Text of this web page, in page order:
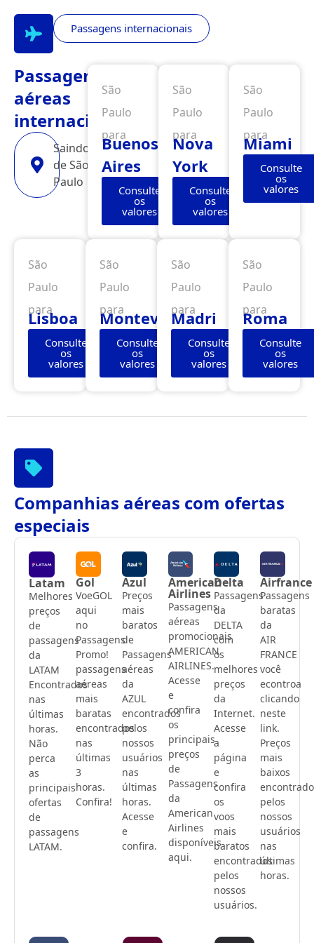
Passagens internacionais
Passagens
aéreas
internacionais
Saindo
de São
Paulo
São
Paulo
para
Buenos
Aires
Consulte
os
valores
São
Paulo
para
Nova
York
Consulte
os
valores
São
Paulo
para
Miami
Consulte
os
valores
São
Paulo
para
Lisboa
Consulte
os
valores
São
Paulo
para
Montevidéu
Consulte
os
valores
São
Paulo
para
Madri
Consulte
os
valores
São
Paulo
para
Roma
Consulte
os
valores
Companhias aéreas com ofertas
especiais
Latam
Melhores
preços
de
passagens
da
LATAM
Encontrados
nas
últimas
horas.
Não
perca
as
principais
ofertas
de
passagens
LATAM.
Gol
VoeGOL
aqui
no
Passagens
Promo!
passagens
aéreas
mais
baratas
encontrados
nas
últimas
3
horas.
Confira!
Azul
Preços
mais
baratos
de
Passagens
aéreas
da
AZUL
encontrados
pelos
nossos
usuários
nas
últimas
horas.
Acesse
e
confira.
American
Airlines
Passagens
aéreas
promocionais
AMERICAN
AIRLINES.
Acesse
e
confira
os
principais
preços
de
Passagens
da
American
Airlines
disponíveis
aqui.
Delta
Passagens
da
DELTA
com
os
melhores
preços
da
Internet.
Acesse
a
página
e
confira
os
voos
mais
baratos
encontrados
pelos
nossos
usuários.
Airfrance
Passagens
baratas
da
AIR
FRANCE
você
econtroa
clicando
neste
link.
Preços
mais
baixos
pelos
nossos
usuários
nas
últimas
horas.